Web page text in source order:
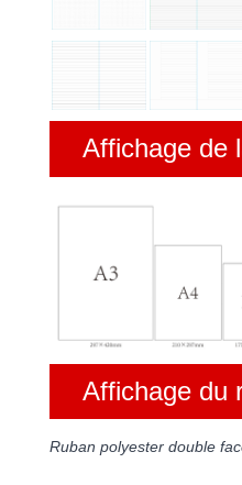
Affichage de
Affichage du
Ruban polyester double